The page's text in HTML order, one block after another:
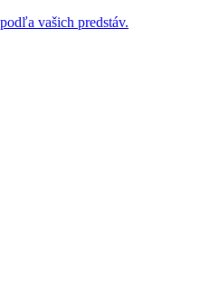
vašich predstáv.